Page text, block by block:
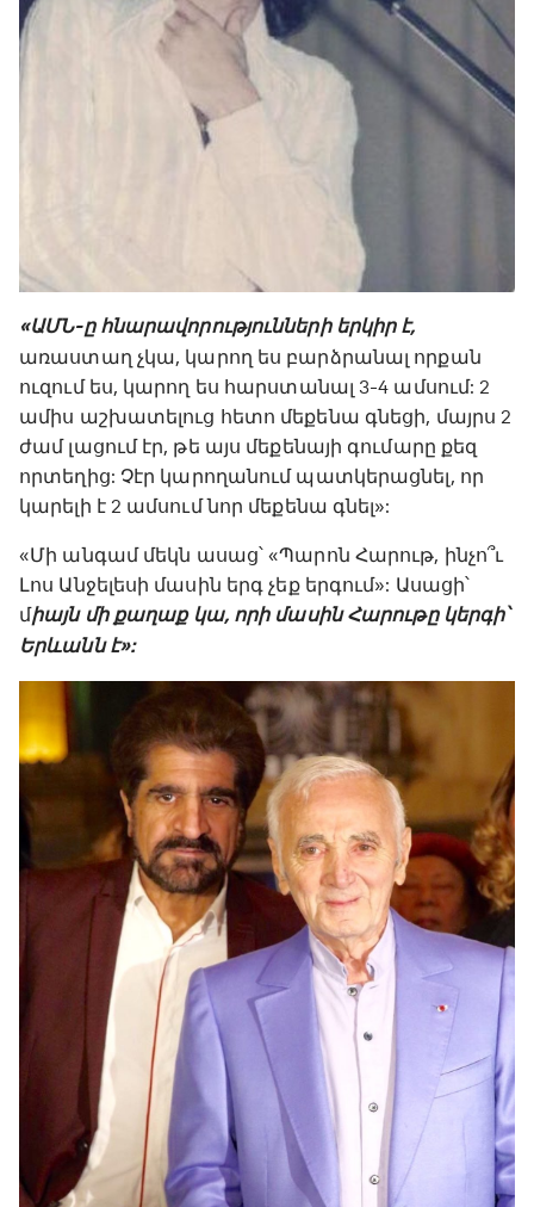
«ԱՄՆ-ը հնարավորությունների երկիր է,
առաստաղ չկա, կարող ես բարձրանալ որքան
ուզում ես, կարող ես հարստանալ 3-4 ամսում: 2
ամիս աշխատելուց հետո մեքենա գնեցի, մայրս 2
ժամ լացում էր, թե այս մեքենայի գումարը քեզ
որտեղից: Չէր կարողանում պատկերացնել, որ
կարելի է 2 ամսում նոր մեքենա գնել»:
«Մի անգամ մեկն ասաց՝ «Պարոն Հարութ, ինչո՞ւ
Լոս Անջելեսի մասին երգ չեք երգում»: Ասացի՝
միայն մի քաղաք կա, որի մասին Հարութը կերգի՝
Երևանն է»: